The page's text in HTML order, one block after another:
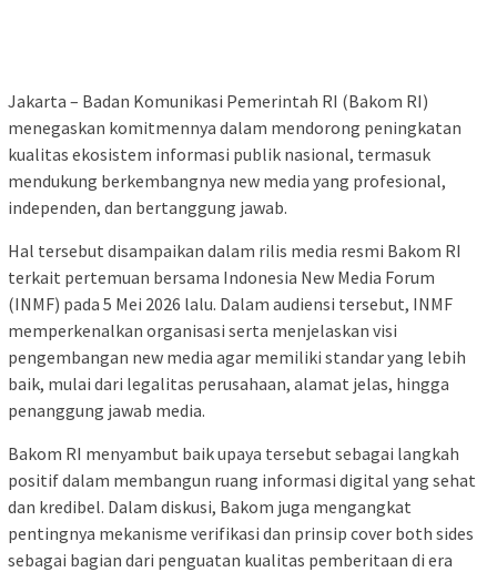
Jakarta – Badan Komunikasi Pemerintah RI (Bakom RI)
menegaskan komitmennya dalam mendorong peningkatan
kualitas ekosistem informasi publik nasional, termasuk
mendukung berkembangnya new media yang profesional,
independen, dan bertanggung jawab.
Hal tersebut disampaikan dalam rilis media resmi Bakom RI
terkait pertemuan bersama Indonesia New Media Forum
(INMF) pada 5 Mei 2026 lalu. Dalam audiensi tersebut, INMF
memperkenalkan organisasi serta menjelaskan visi
pengembangan new media agar memiliki standar yang lebih
baik, mulai dari legalitas perusahaan, alamat jelas, hingga
penanggung jawab media.
Bakom RI menyambut baik upaya tersebut sebagai langkah
positif dalam membangun ruang informasi digital yang sehat
dan kredibel. Dalam diskusi, Bakom juga mengangkat
pentingnya mekanisme verifikasi dan prinsip cover both sides
sebagai bagian dari penguatan kualitas pemberitaan di era